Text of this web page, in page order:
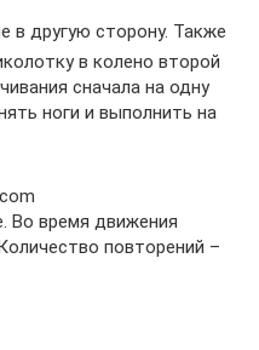
в другую сторону. Также
в колено второй
сначала на одну
ноги и выполнить на
Во время движения
повторений –